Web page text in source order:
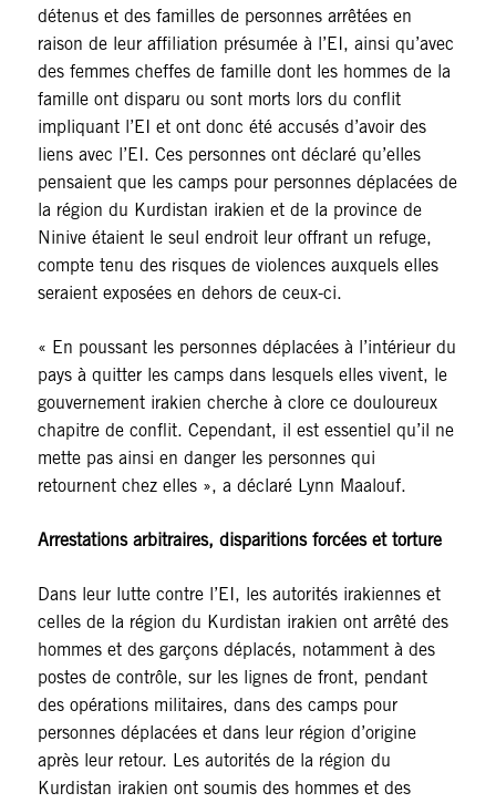
détenus et des familles de personnes arrêtées en
raison de leur affiliation présumée à l’EI, ainsi qu’avec
des femmes cheffes de famille dont les hommes de la
famille ont disparu ou sont morts lors du conflit
impliquant l’EI et ont donc été accusés d’avoir des
liens avec l’EI. Ces personnes ont déclaré qu’elles
pensaient que les camps pour personnes déplacées de
la région du Kurdistan irakien et de la province de
Ninive étaient le seul endroit leur offrant un refuge,
compte tenu des risques de violences auxquels elles
seraient exposées en dehors de ceux-ci.
« En poussant les personnes déplacées à l’intérieur du
pays à quitter les camps dans lesquels elles vivent, le
gouvernement irakien cherche à clore ce douloureux
chapitre de conflit. Cependant, il est essentiel qu’il ne
mette pas ainsi en danger les personnes qui
retournent chez elles », a déclaré Lynn Maalouf.
Arrestations arbitraires, disparitions forcées et torture
Dans leur lutte contre l’EI, les autorités irakiennes et
celles de la région du Kurdistan irakien ont arrêté des
hommes et des garçons déplacés, notamment à des
postes de contrôle, sur les lignes de front, pendant
des opérations militaires, dans des camps pour
personnes déplacées et dans leur région d’origine
après leur retour. Les autorités de la région du
Kurdistan irakien ont soumis des hommes et des